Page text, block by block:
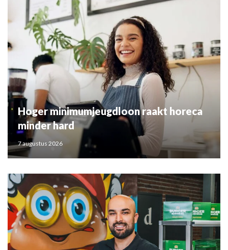
Hoger minimumjeugdloon raakt horeca
minder hard
7 augustus 2026